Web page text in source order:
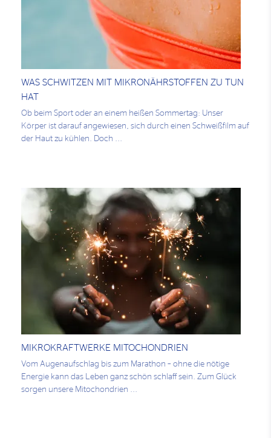
WAS SCHWITZEN MIT MIKRONÄHRSTOFFEN ZU TUN
HAT
Ob beim Sport oder an einem heißen Sommertag: Unser
Körper ist darauf angewiesen, sich durch einen Schweißfilm auf
der Haut zu kühlen. Doch ...
MIKROKRAFTWERKE MITOCHONDRIEN
Vom Augenaufschlag bis zum Marathon – ohne die nötige
Energie kann das Leben ganz schön schlaff sein. Zum Glück
sorgen unsere Mitochondrien ...